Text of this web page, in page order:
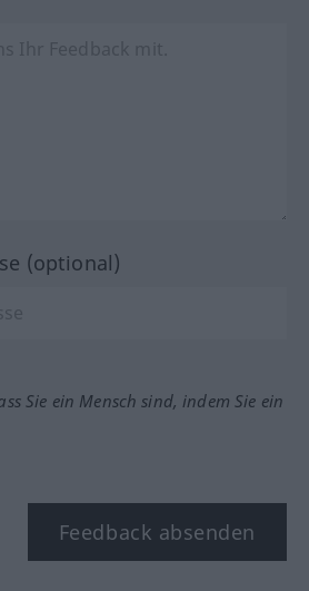
(optional)
Sie ein Mensch sind, indem Sie ein
Feedback absenden